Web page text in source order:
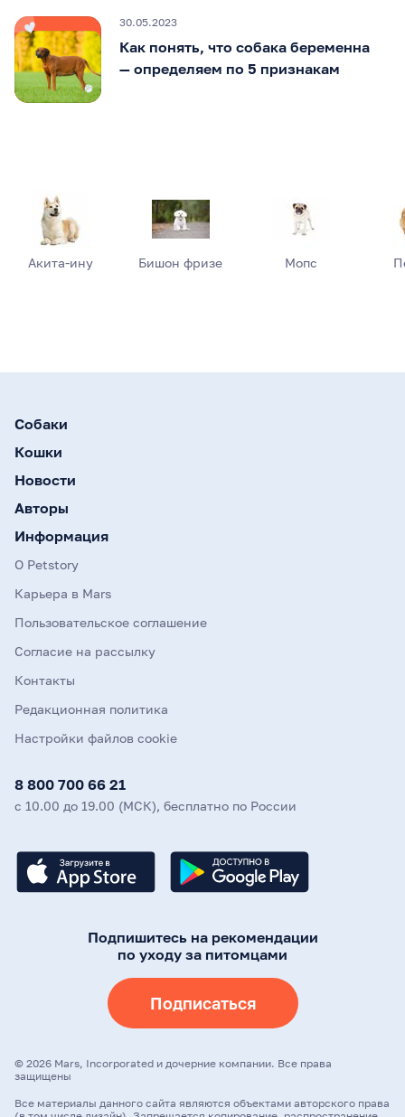
30.05.2023
Как понять, что собака беременна
— определяем по 5 признакам
Акита-ину Бишон фризе Мопс
Собаки
Кошки
Новости
Авторы
Информация
О Petstory
Карьера в Mars
Пользовательское соглашение
Согласие на рассылку
Контакты
Редакционная политика
Настройки файлов cookie
8 800 700 66 21
с 10.00 до 19.00 (МСК), бесплатно по России
Подпишитесь на рекомендации
по уходу за питомцами
Подписаться
© 2026 Mars, Incorporated и дочерние компании. Все права
защищены
Все материалы данного сайта являются объектами авторского права